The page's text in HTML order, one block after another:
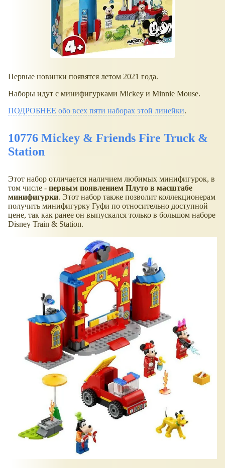
Первые новинки появятся летом 2021 года.
Наборы идут с минифигурками Mickey и Minnie Mouse.
ПОДРОБНЕЕ обо всех пяти наборах этой линейки.
10776 Mickey & Friends Fire Truck &
Station
Этот набор отличается наличием любимых минифигурок, в
том числе - первым появлением Плуто в масштабе
минифигурки. Этот набор также позволит коллекционерам
получить минифигурку Гуфи по относительно доступной
цене, так как ранее он выпускался только в большом наборе
Disney Train & Station.